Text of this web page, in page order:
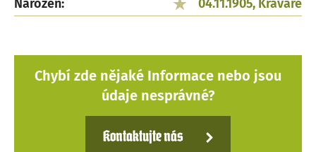
Narozen: 04.11.1905, Kravaře
Chybí zde nějaké Informace nebo jsou
údaje nesprávné?
Kontaktujte nás